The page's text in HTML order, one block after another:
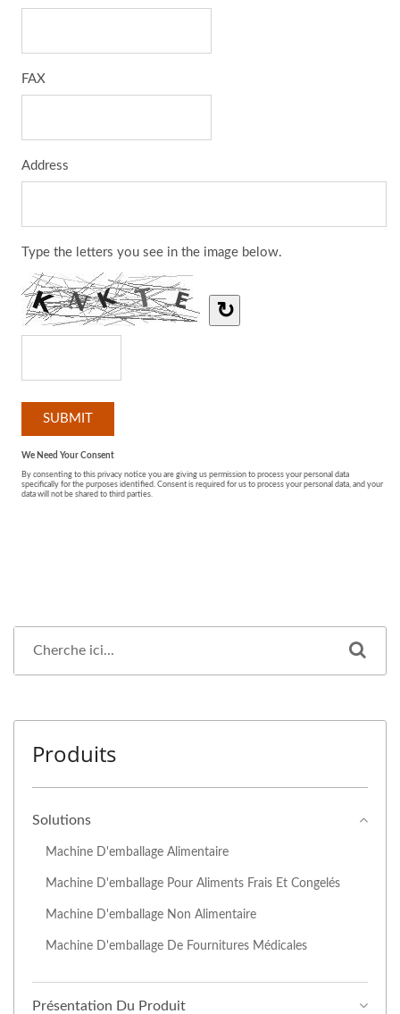
Produits
Solutions
Machine D'emballage Alimentaire
Machine D'emballage Pour Aliments Frais Et Congelés
Machine D'emballage Non Alimentaire
Machine D'emballage De Fournitures Médicales
Présentation Du Produit